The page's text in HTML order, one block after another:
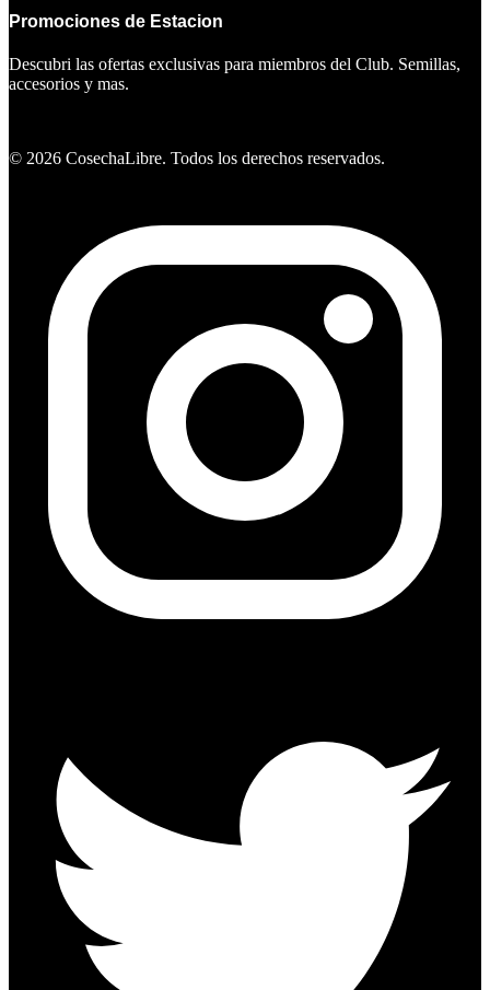
Promociones de Estacion
Descubri las ofertas exclusivas para miembros del Club. Semillas,
accesorios y mas.
© 2026 CosechaLibre. Todos los derechos reservados.